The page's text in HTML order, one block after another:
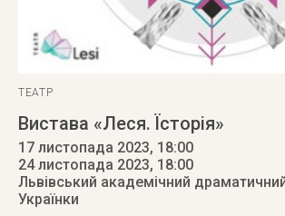
ТЕАТР
Вистава «Леся. Їсторія»
17 листопада 2023, 18:00
24 листопада 2023, 18:00
Львівський академічний
Українки